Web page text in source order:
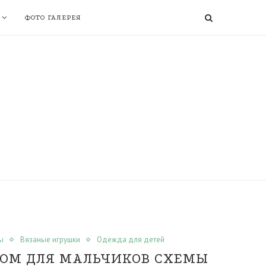
ФОТО ГАЛЕРЕЯ
Вязаные игрушки Одежда для детей
ДЛЯ МАЛЬЧИКОВ СХЕМЫ